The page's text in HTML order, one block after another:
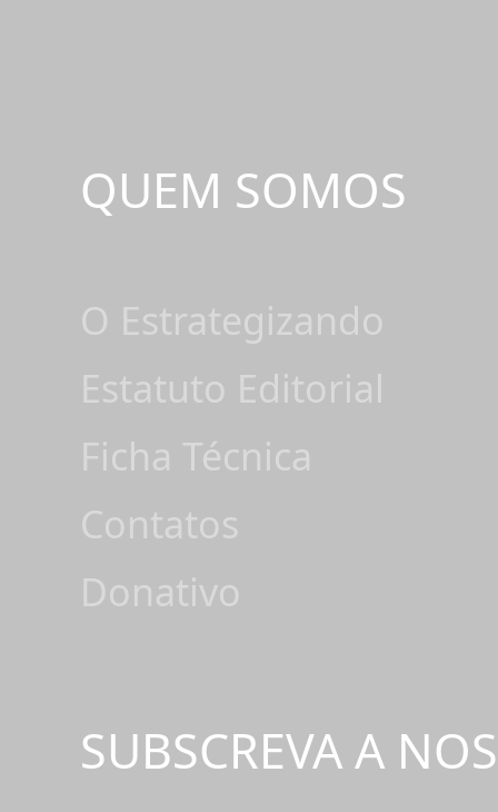
QUEM SOMOS
O Estrategizando
Estatuto Editorial
Ficha Técnica
Contatos
Donativo
SUBSCREVA A